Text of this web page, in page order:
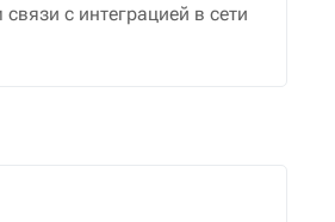
с интеграцией в сети